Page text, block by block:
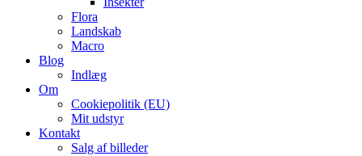
Flora
Landskab
Macro
Blog
Indlæg
Om
Cookiepolitik (EU)
Mit udstyr
Kontakt
Salg af billeder